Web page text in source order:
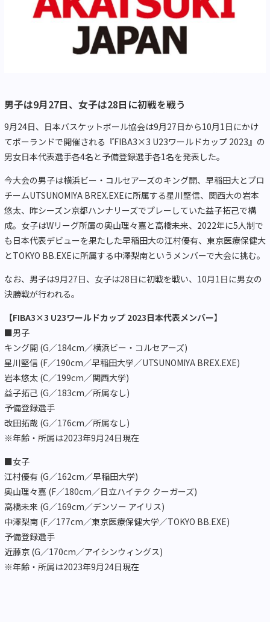
男子は9月27日、女子は28日に初戦を戦う
9月24日、日本バスケットボール協会は9月27日から10月1日にかけ
てポーランドで開催される『FIBA3×3 U23ワールドカップ 2023』の
男女日本代表選手各4名と予備登録選手各1名を発表した。
今大会の男子は横浜ビー・コルセアーズのキング開、早稲田大とプロ
チームUTSUNOMIYA BREX.EXEに所属する星川堅信、関西大の岩本
悠太、昨シーズン京都ハンナリーズでプレーしていた益子拓己で構
成。女子はWリーグ所属の奥山理々嘉と高橋未来、2022年に5人制で
も日本代表デビューを果たした早稲田大の江村優有、東京医療保健大
とTOKYO BB.EXEに所属する中澤梨南というメンバーで大会に挑む。
なお、男子は9月27日、女子は28日に初戦を戦い、10月1日に男女の
決勝戦が行われる。
【FIBA3×3 U23ワールドカップ 2023日本代表メンバー】
■男子
キング開 (G／184cm／横浜ビー・コルセアーズ)
星川堅信 (F／190cm／早稲田大学／UTSUNOMIYA BREX.EXE)
岩本悠太 (C／199cm／関西大学)
益子拓己 (G／183cm／所属なし)
予備登録選手
改田拓哉 (G／176cm／所属なし)
※年齢・所属は2023年9月24日現在
■女子
江村優有 (G／162cm／早稲田大学)
奥山理々嘉 (F／180cm／日立ハイテク クーガーズ)
高橋未来 (G／169cm／デンソー アイリス)
中澤梨南 (F／177cm／東京医療保健大学／TOKYO BB.EXE)
予備登録選手
近藤京 (G／170cm／アイシンウィングス)
※年齢・所属は2023年9月24日現在